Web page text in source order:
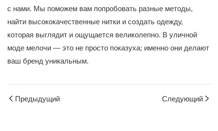
с нами. Мы поможем вам попробовать разные методы,
найти высококачественные нитки и создать одежду,
которая выглядит и ощущается великолепно. В уличной
моде мелочи — это не просто показуха; именно они делают
ваш бренд уникальным.
Предыдущий Следующий